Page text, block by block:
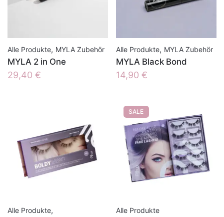
Alle Produkte, MYLA Zubehör
MYLA 2 in One
29,40 €
Alle Produkte, MYLA Zubehör
MYLA Black Bond
14,90 €
Alle Produkte,
SALE
Alle Produkte